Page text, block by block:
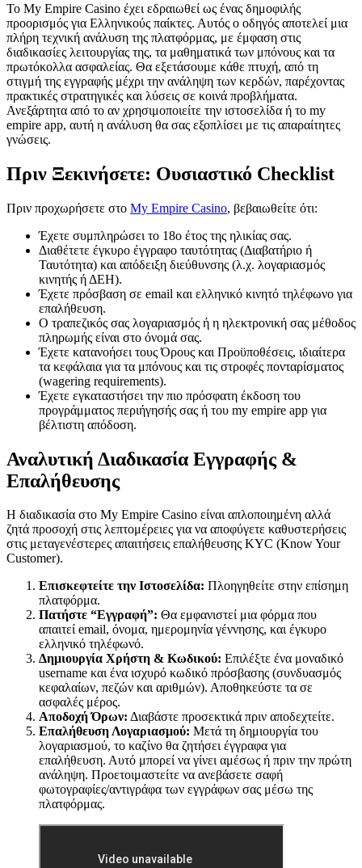
Το My Empire Casino έχει εδραιωθεί ως ένας δημοφιλής
προορισμός για Ελληνικούς παίκτες. Αυτός ο οδηγός αποτελεί μια
πλήρη τεχνική ανάλυση της πλατφόρμας, με έμφαση στις
διαδικασίες λειτουργίας της, τα μαθηματικά των μπόνους και τα
πρωτόκολλα ασφαλείας. Θα εξετάσουμε κάθε πτυχή, από τη
στιγμή της εγγραφής μέχρι την ανάληψη των κερδών, παρέχοντας
πρακτικές στρατηγικές και λύσεις σε κοινά προβλήματα.
Ανεξάρτητα από το αν χρησιμοποιείτε την ιστοσελίδα ή το my
empire app, αυτή η ανάλυση θα σας εξοπλίσει με τις απαραίτητες
γνώσεις.
Πριν Ξεκινήσετε: Ουσιαστικό Checklist
Πριν προχωρήσετε στο My Empire Casino, βεβαιωθείτε ότι:
Έχετε συμπληρώσει το 18ο έτος της ηλικίας σας.
Διαθέτετε έγκυρο έγγραφο ταυτότητας (Διαβατήριο ή
Ταυτότητα) και απόδειξη διεύθυνσης (λ.χ. λογαριασμός
κινητής ή ΔΕΗ).
Έχετε πρόσβαση σε email και ελληνικό κινητό τηλέφωνο για
επαλήθευση.
Ο τραπεζικός σας λογαριασμός ή η ηλεκτρονική σας μέθοδος
πληρωμής είναι στο όνομά σας.
Έχετε κατανοήσει τους Όρους και Προϋποθέσεις, ιδιαίτερα
τα κεφάλαια για τα μπόνους και τις στροφές πονταρίσματος
(wagering requirements).
Έχετε εγκαταστήσει την πιο πρόσφατη έκδοση του
προγράμματος περιήγησής σας ή του my empire app για
βέλτιστη απόδοση.
Αναλυτική Διαδικασία Εγγραφής &
Επαλήθευσης
Η διαδικασία στο My Empire Casino είναι απλοποιημένη αλλά
ζητά προσοχή στις λεπτομέρειες για να αποφύγετε καθυστερήσεις
στις μεταγενέστερες απαιτήσεις επαλήθευσης KYC (Know Your
Customer).
Επισκεφτείτε την Ιστοσελίδα: Πλοηγηθείτε στην επίσημη
πλατφόρμα.
Πατήστε “Εγγραφή”: Θα εμφανιστεί μια φόρμα που
απαιτεί email, όνομα, ημερομηνία γέννησης, και έγκυρο
ελληνικό τηλέφωνό.
Δημιουργία Χρήστη & Κωδικού: Επιλέξτε ένα μοναδικό
username και ένα ισχυρό κωδικό πρόσβασης (συνδυασμός
κεφαλαίων, πεζών και αριθμών). Αποθηκεύστε τα σε
ασφαλές μέρος.
Αποδοχή Όρων: Διαβάστε προσεκτικά πριν αποδεχτείτε.
Επαλήθευση Λογαριασμού: Μετά τη δημιουργία του
λογαριασμού, το καζίνο θα ζητήσει έγγραφα για
επαλήθευση. Αυτό μπορεί να γίνει αμέσως ή πριν την πρώτη
ανάληψη. Προετοιμαστείτε να ανεβάσετε σαφή
φωτογραφίες/αντιγράφα των εγγράφων σας μέσω της
πλατφόρμας.